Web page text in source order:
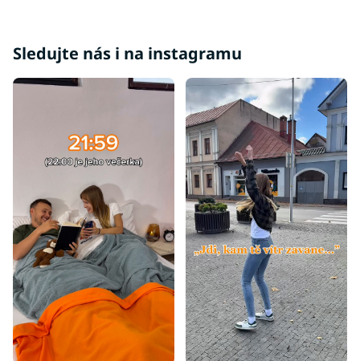
Sledujte nás i na instagramu